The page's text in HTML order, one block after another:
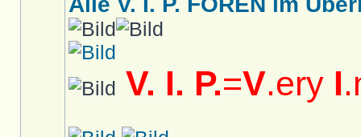
V. I. P.=V.ery I